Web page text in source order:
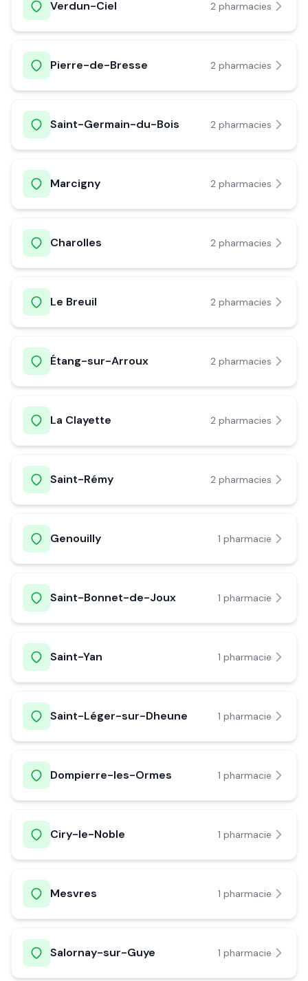
Verdun-Ciel 2 pharmacies
Pierre-de-Bresse 2 pharmacies
Saint-Germain-du-Bois 2 pharmacies
Marcigny 2 pharmacies
Charolles 2 pharmacies
Le Breuil 2 pharmacies
Étang-sur-Arroux 2 pharmacies
La Clayette 2 pharmacies
Saint-Rémy 2 pharmacies
Genouilly 1 pharmacie
Saint-Bonnet-de-Joux 1 pharmacie
Saint-Yan 1 pharmacie
Saint-Léger-sur-Dheune 1 pharmacie
Dompierre-les-Ormes 1 pharmacie
Ciry-le-Noble 1 pharmacie
Mesvres 1 pharmacie
Salornay-sur-Guye 1 pharmacie